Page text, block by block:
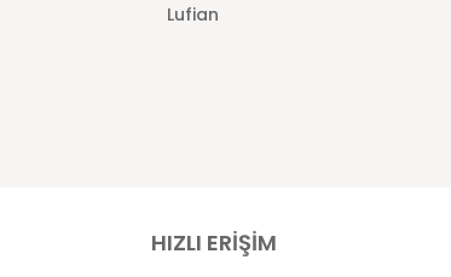
Lufian
HIZLI ERİŞİM